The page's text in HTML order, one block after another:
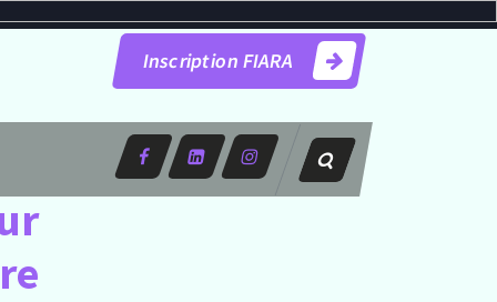
Inscription FIARA